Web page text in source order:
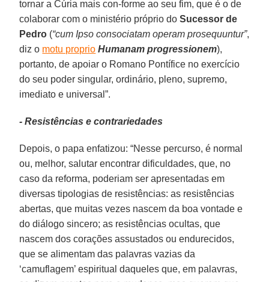
tornar a Cúria mais con-forme ao seu fim, que é o de
colaborar com o ministério próprio doSucessor de
Pedro (“cum Ipso consociatam operam prosequuntur”,
diz o motu proprio Humanam progressionem),
portanto, de apoiar o Romano Pontífice no exercício
do seu poder singular, ordinário, pleno, supremo,
imediato e universal”.
- Resistências e contrariedades
Depois, o papa enfatizou: “Nesse percurso, é normal
ou, melhor, salutar encontrar dificuldades, que, no
caso da reforma, poderiam ser apresentadas em
diversas tipologias de resistências: as resistências
abertas, que muitas vezes nascem da boa vontade e
do diálogo sincero; as resistências ocultas, que
nascem dos corações assustados ou endurecidos,
que se alimentam das palavras vazias da
‘camuflagem’ espiritual daqueles que, em palavras,